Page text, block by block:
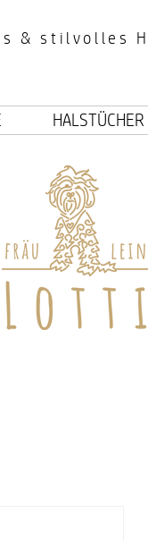
& stilvolles
HALSTÜCHER